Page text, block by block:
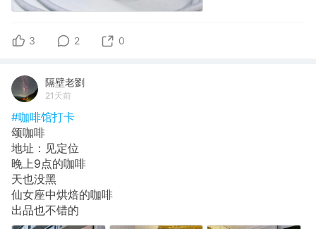
3 2 0
隔壁老劉
21天前
#咖啡馆打卡
颂咖啡
地址：见定位
晚上9点的咖啡
天也没黑
仙女座中烘焙的咖啡
出品也不错的